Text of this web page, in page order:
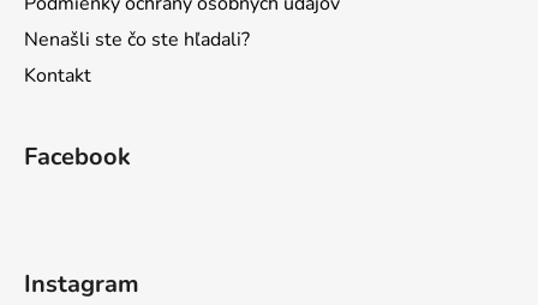
Nenašli ste čo ste hľadali?
Kontakt
Facebook
Instagram